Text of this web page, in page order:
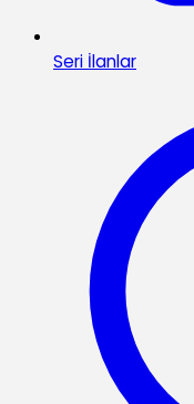
Seri İlanlar